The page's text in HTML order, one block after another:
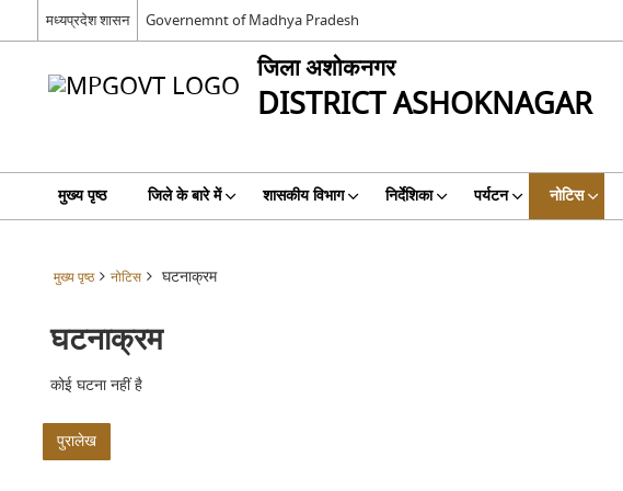
मध्यप्रदेश शासन Governemnt of Madhya Pradesh
जिला अशोकनगर
DISTRICT ASHOKNAGAR
मुख्य पृष्ठ जिले के बारे में शासकीय विभाग निर्देशिका पर्यटन नोटिस
मुख्य पृष्ठ नोटिस घटनाक्रम
घटनाक्रम
कोई घटना नहीं है
पुरालेख